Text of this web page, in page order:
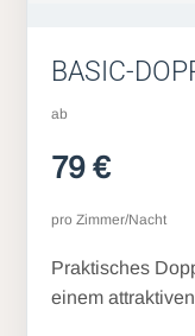
BASIC-
ab
79 €
pro Zimmer/Nacht
Praktisches
einem